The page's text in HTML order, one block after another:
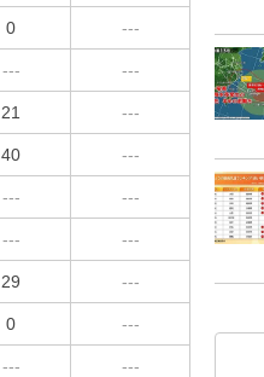
0 ---
--- ---
21 ---
40 ---
--- ---
--- ---
29 ---
0 ---
--- ---